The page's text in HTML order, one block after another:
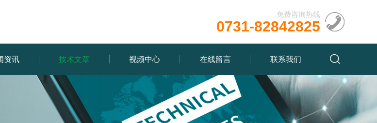
免费咨询热线
0731-82842825
资讯 技术文章 视频中心 在线留言 联系我们